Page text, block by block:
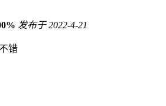
发布于 2022-4-21
错